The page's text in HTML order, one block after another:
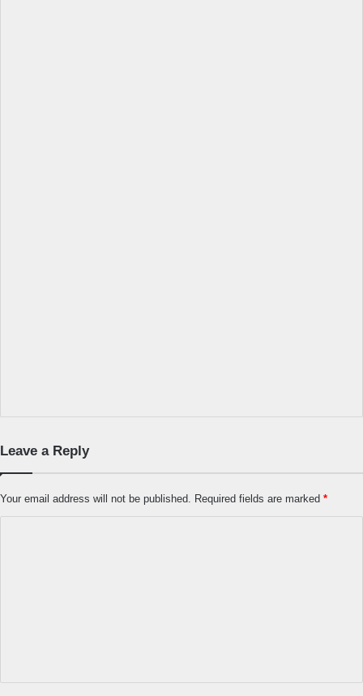
Leave a Reply
Your email address will not be published. Required fields are marked *